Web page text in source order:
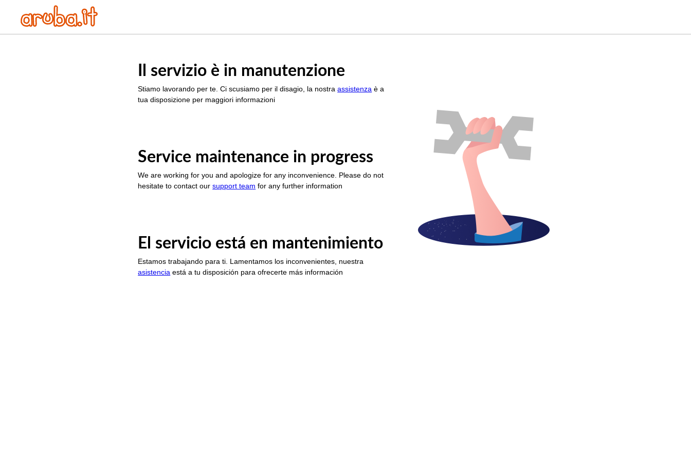
Il servizio è in manutenzione
Stiamo lavorando per te. Ci scusiamo per il disagio, la nostraassistenza è a
tua disposizione per maggiori informazioni
Service maintenance in progress
We are working for you and apologize for any inconvenience. Please do not
hesitate to contact oursupport team for any further information
El servicio está en mantenimiento
Estamos trabajando para ti. Lamentamos los inconvenientes, nuestra
asistencia está a tu disposición para ofrecerte más información